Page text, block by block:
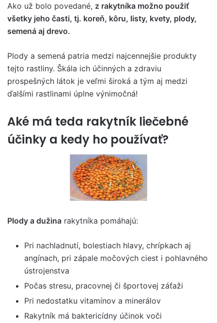
Ako už bolo povedané, z rakytníka možno použiť
všetky jeho časti, tj. koreň, kôru, listy, kvety, plody,
semená aj drevo.
Plody a semená patria medzi najcennejšie produkty
tejto rastliny. Škála ich účinných a zdraviu
prospešných látok je veľmi široká a tým aj medzi
ďalšími rastlinami úplne výnimočná!
Aké má teda rakytník liečebné
účinky a kedy ho používať?
Plody a dužina rakytníka pomáhajú:
Pri nachladnutí, bolestiach hlavy, chrípkach aj
angínach, pri zápale močových ciest i pohlavného
ústrojenstva
Počas stresu, pracovnej či športovej záťaži
Pri nedostatku vitamínov a minerálov
Rakytník má baktericídny účinok voči